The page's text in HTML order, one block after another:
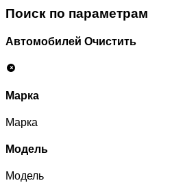
Поиск по параметрам
Автомобилей Очистить
Марка
Марка
Модель
Модель